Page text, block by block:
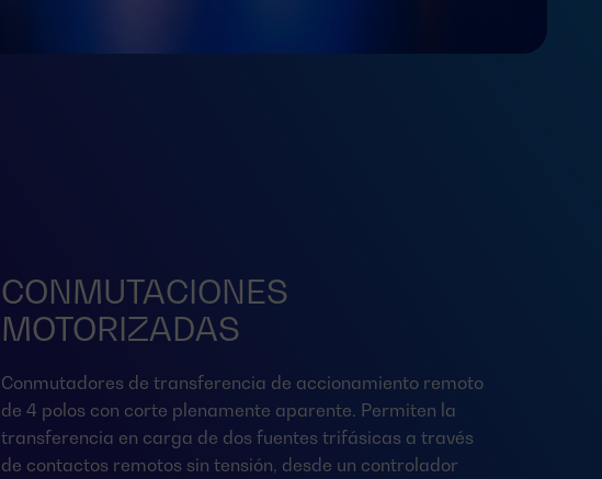
CONMUTACIONES
MOTORIZADAS
Conmutadores de transferencia de accionamiento remoto
de 4 polos con corte plenamente aparente. Permiten la
transferencia en carga de dos fuentes trifásicas a través
de contactos remotos sin tensión, desde un controlador